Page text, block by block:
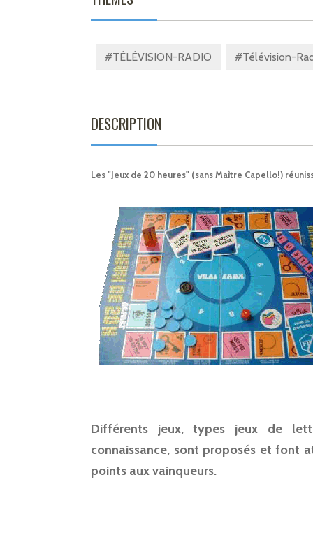
#TÉLÉVISION-RADIO #Télévision-
DESCRIPTION
Les "Jeux de 20 heures" (sans Maître Capello!)
Différents jeux, types jeux de
connaissance, sont proposés et font
points aux vainqueurs.